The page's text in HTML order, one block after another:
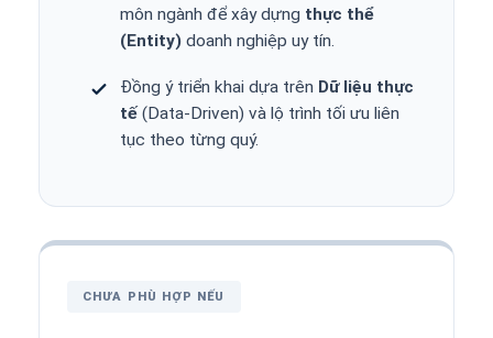
môn ngành để xây dựng thực thể
(Entity) doanh nghiệp uy tín.
Đồng ý triển khai dựa trên Dữ liệu thực
tế(Data-Driven) và lộ trình tối ưu liên
tục theo từng quý.
CHƯA PHÙ HỢP NẾU